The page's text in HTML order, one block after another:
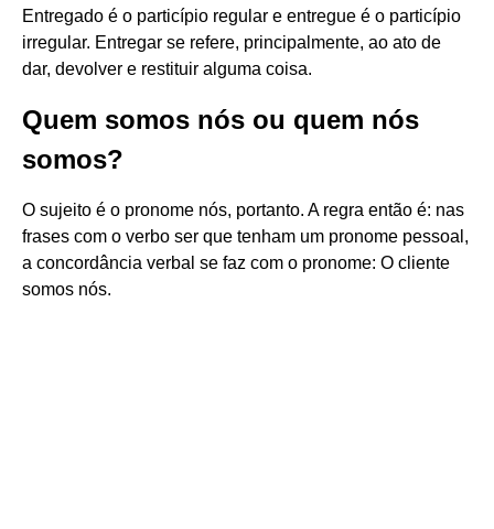
Entregado é o particípio regular e entregue é o particípio
irregular. Entregar se refere, principalmente, ao ato de
dar, devolver e restituir alguma coisa.
Quem somos nós ou quem nós
somos?
O sujeito é o pronome nós, portanto. A regra então é: nas
frases com o verbo ser que tenham um pronome pessoal,
a concordância verbal se faz com o pronome: O cliente
somos nós.